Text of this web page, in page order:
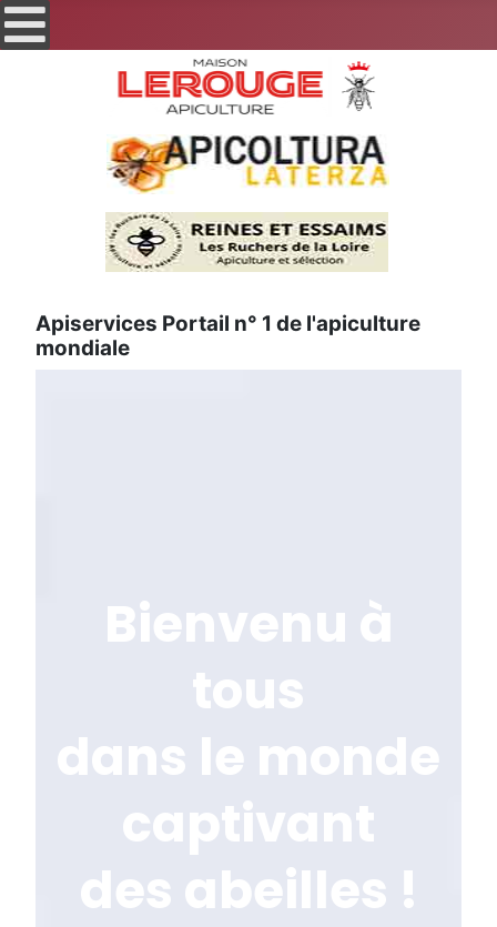
Apiservices Portail n° 1 de l'apiculture
mondiale
Bienvenu à
tous
dans le monde
captivant
des abeilles !